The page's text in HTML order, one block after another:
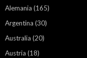
Alemania (165)
Argentina (30)
Australia (20)
Austria (18)